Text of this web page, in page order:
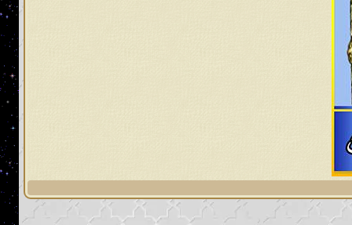
في أمّة محمد صلى الله عليه وآله
عند غير الله من عند الطاغوت
للمهديّ المنتظَر قُبيل طلوع الشمس
عليه وآله وسلم
الحساب، ويحبون الخلق وينسون
هذا الزمان يا رسول الله؟ قال: بل
هذا الزمان يا رسول الله على
حقاً]
من القرآن إلا رسمه، ولا من الإسلام